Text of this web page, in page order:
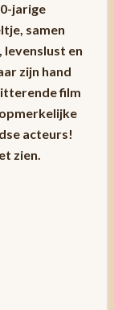
jarige
samen
levenslust en
zijn hand
film
acteurs!
zien.